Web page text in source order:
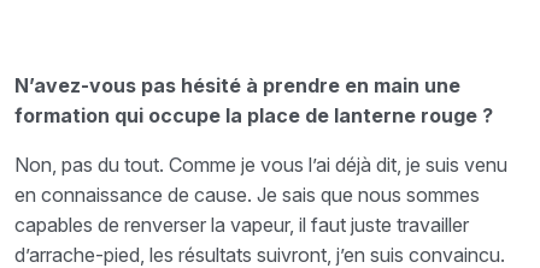
N’avez-vous pas hésité à prendre en main une
formation qui occupe la place de lanterne rouge ?
Non, pas du tout. Comme je vous l’ai déjà dit, je suis venu
en connaissance de cause. Je sais que nous sommes
capables de renverser la vapeur, il faut juste travailler
d’arrache-pied, les résultats suivront, j’en suis convaincu.